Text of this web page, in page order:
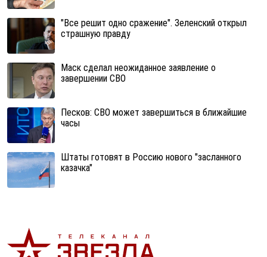
"Все решит одно сражение". Зеленский открыл
страшную правду
Маск сделал неожиданное заявление о
завершении СВО
Песков: СВО может завершиться в ближайшие
часы
Штаты готовят в Россию нового "засланного
казачка"